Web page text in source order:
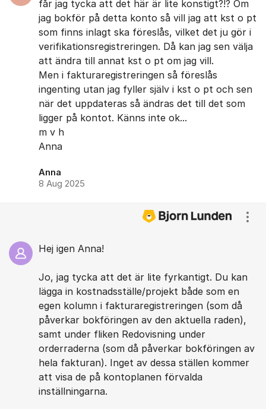
får jag tycka att det här är lite konstigt?!? Om
jag bokför på detta konto så vill jag att kst o pt
som finns inlagt ska föreslås, vilket det ju gör i
verifikationsregistreringen. Då kan jag sen välja
att ändra till annat kst o pt om jag vill.
Men i fakturaregistreringen så föreslås
ingenting utan jag fyller själv i kst o pt och sen
när det uppdateras så ändras det till det som
ligger på kontot. Känns inte ok...
m v h
Anna
Anna
8 Aug 2025
Hej igen Anna!
Jo, jag tycka att det är lite fyrkantigt. Du kan
lägga in kostnadsställe/projekt både som en
egen kolumn i fakturaregistreringen (som då
påverkar bokföringen av den aktuella raden),
samt under fliken Redovisning under
orderraderna (som då påverkar bokföringen av
hela fakturan). Inget av dessa ställen kommer
att visa de på kontoplanen förvalda
inställningarna.